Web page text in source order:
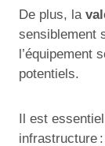
De plus, la
sensiblement
l’équipement
potentiels.
Il est
infrastructure